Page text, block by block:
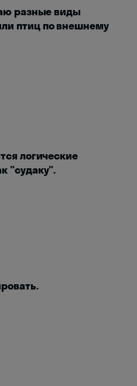
разные виды
птиц по внешнему
логические
"судаку".